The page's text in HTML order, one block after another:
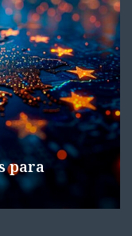
para